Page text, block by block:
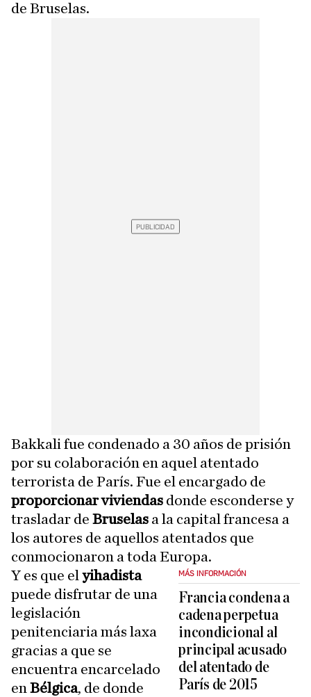
de Bruselas.
Bakkali fue condenado a 30 años de prisión
por su colaboración en aquel atentado
terrorista de París. Fue el encargado de
proporcionar viviendas donde esconderse y
trasladar de Bruselas a la capital francesa a
los autores de aquellos atentados que
conmocionaron a toda Europa.
MÁS INFORMACIÓN
Francia condena a
cadena perpetua
incondicional al
principal acusado
del atentado de
París de 2015
Y es que el yihadista
puede disfrutar de una
legislación
penitenciaria más laxa
gracias a que se
encuentra encarcelado
en Bélgica, de donde